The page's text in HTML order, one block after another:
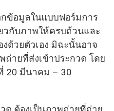
ข้อมูลในแบบฟอร์มการ
กับภาพให้ครบถ้วนและ
ด้วยตัวเอง มิฉะนั้นอาจ
ายที่ส่งเข้าประกวด โดย
20 มีนาคม – 30